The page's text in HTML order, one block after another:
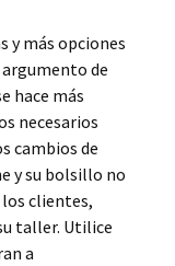
y más opciones
argumento de
hace más
necesarios
cambios de
y su bolsillo no
clientes,
taller. Utilice
a